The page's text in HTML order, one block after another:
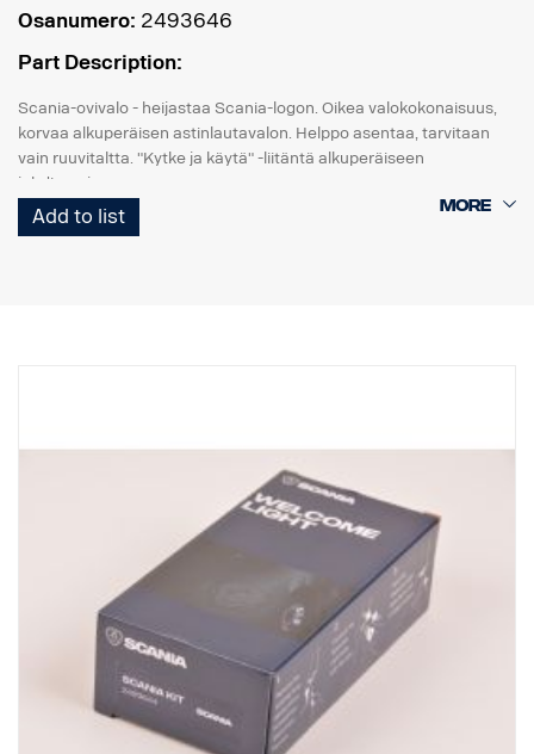
Osanumero: 2493646
Part Description:
Scania-ovivalo - heijastaa Scania-logon. Oikea valokokonaisuus,
korvaa alkuperäisen astinlautavalon. Helppo asentaa, tarvitaan
vain ruuvitaltta. "Kytke ja käytä" -liitäntä alkuperäiseen
johdinsarjaan.
Huomaa. Sopii vain kuorma-autoihin, joissa on tehdasasenteiset
Add to list